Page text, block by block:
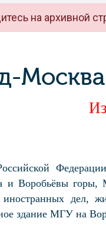
на архивной
и Воробьёвы горы,
иностранных дел,
здание МГУ на